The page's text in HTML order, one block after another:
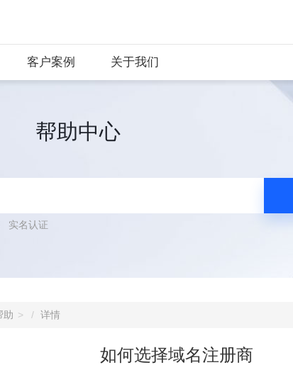
客户案例 关于我们
帮助中心
实名认证
助 详情
如何选择域名注册商